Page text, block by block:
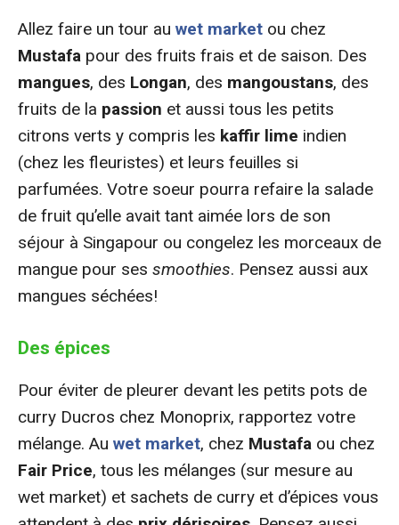
Allez faire un tour au wet market ou chez
Mustafa pour des fruits frais et de saison. Des
mangues, des Longan, des mangoustans, des
fruits de la passion et aussi tous les petits
citrons verts y compris les kaffir lime indien
(chez les fleuristes) et leurs feuilles si
parfumées. Votre soeur pourra refaire la salade
de fruit qu’elle avait tant aimée lors de son
séjour à Singapour ou congelez les morceaux de
mangue pour ses smoothies. Pensez aussi aux
mangues séchées!
Des épices
Pour éviter de pleurer devant les petits pots de
curry Ducros chez Monoprix, rapportez votre
mélange. Au wet market, chez Mustafa ou chez
Fair Price, tous les mélanges (sur mesure au
wet market) et sachets de curry et d’épices vous